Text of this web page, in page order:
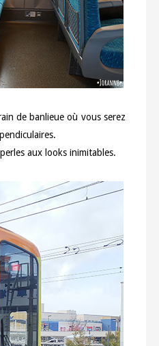
de banlieue où vous serez
aux looks inimitables.